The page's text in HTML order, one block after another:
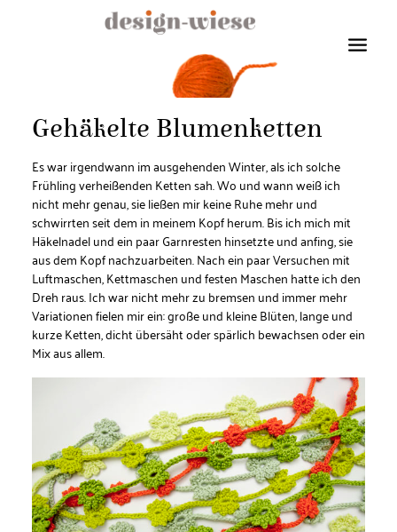
Gehäkelte Blumenketten
Es war irgendwann im ausgehenden Winter, als ich solche
Frühling verheißenden Ketten sah. Wo und wann weiß ich
nicht mehr genau, sie ließen mir keine Ruhe mehr und
schwirrten seit dem in meinem Kopf herum. Bis ich mich mit
Häkelnadel und ein paar Garnresten hinsetzte und anfing, sie
aus dem Kopf nachzuarbeiten. Nach ein paar Versuchen mit
Luftmaschen, Kettmaschen und festen Maschen hatte ich den
Dreh raus. Ich war nicht mehr zu bremsen und immer mehr
Variationen fielen mir ein: große und kleine Blüten, lange und
kurze Ketten, dicht übersäht oder spärlich bewachsen oder ein
Mix aus allem.